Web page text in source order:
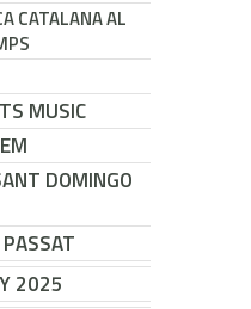
CATALANA AL
MUSIC
DOMINGO
2025